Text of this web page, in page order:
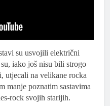
su usvojili električni
su, iako još nisu bili strogo
utjecali na velikane rocka
manje poznatim sastavima
rock svojih starijih.